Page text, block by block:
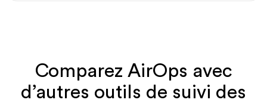
Comparez AirOps avec
d’autres outils de suivi des